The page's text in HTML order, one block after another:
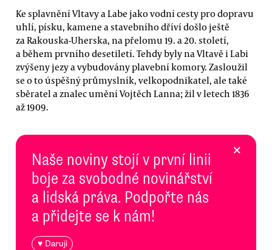
Ke splavnění Vltavy a Labe jako vodní cesty pro dopravu
uhlí, písku, kamene a stavebního dříví došlo ještě
za Rakouska-Uherska, na přelomu 19. a 20. století,
a během prvního desetiletí. Tehdy byly na Vltavě i Labi
zvýšeny jezy a vybudovány plavební komory. Zasloužil
se o to úspěšný průmyslník, velkopodnikatel, ale také
sběratel a znalec umění Vojtěch Lanna; žil v letech 1836
až 1909.
Naše noviny stojí v první linii
boje za svobodné novinářství
a lidská práva. Podpořte nás
a přidejte se k nám!
♥ Daruji
×